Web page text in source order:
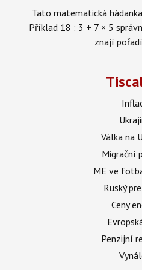
Tato matematická
Příklad 18 : 3 + 7 × 5
znají
Válka na
Migrační
ME ve
Ruský
Ceny
Penzijní